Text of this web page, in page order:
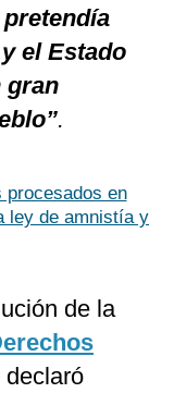
el Estado
gran
.
procesados en
ley de amnistía y
de la
declaró